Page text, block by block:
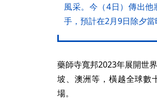
風采。今（4日）傳出
手，預計在2月9日除夕當
藥師寺寬邦2023年展開世
坡、澳洲等，橫越全球數
場。